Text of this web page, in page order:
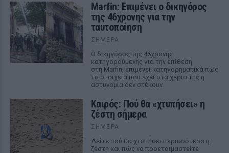
Marfin: Επιμένει ο δικηγόρος
της 46χρονης για την
ταυτοποίηση
ΣΉΜΕΡΑ
Ο δικηγόρος της 46χρονης
κατηγορούμενης για την επίθεση
στη Marfin, επιμένει κατηγορηματικά πως
τα στοιχεία που έχει στα χέρια της η
αστυνομία δεν στέκουν.
Καιρός: Πού θα «χτυπήσει» η
ζέστη σήμερα
ΣΉΜΕΡΑ
Δείτε πού θα χτυπήσει περισσότερο η
ζέστη και πώς να προετοιμαστείτε